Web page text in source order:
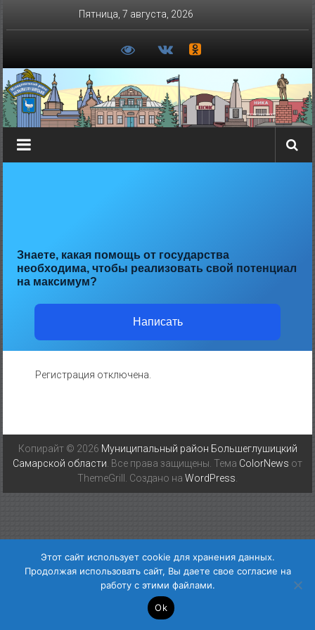
Пятница, 7 августа, 2026
Знаете, какая помощь от государства
необходима, чтобы реализовать свой потенциал
на максимум?
Написать
Регистрация отключена.
Копирайт © 2026 Муниципальный район Большеглушицкий
Самарской области . Все права защищены. Тема ColorNews от
ThemeGrill. Создано на WordPress
Этот сайт использует cookie для хранения данных.
Продолжая использовать сайт, Вы даете свое согласие на
работу с этими файлами.
Ok